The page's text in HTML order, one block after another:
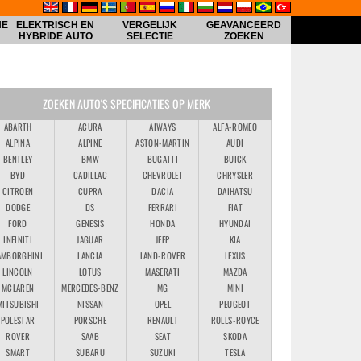
ELEKTRISCH EN
HYBRIDE AUTO
VERGELIJK
SELECTIE
GEAVANCEERD
ZOEKEN
ZOEKEN AUTO'S SPECIFICATIES OP MERK
ABARTH ACURA AIWAYS
ALFA-ROMEO
ALPINA
ALPINE ASTON-MARTIN
AUDI
BENTLEY
BMW BUGATTI
BUICK
BYD
CADILLAC CHEVROLET
CHRYSLER
CITROEN
CUPRA DACIA
DAIHATSU
DODGE
DS FERRARI
FIAT
FORD
GENESIS HONDA
HYUNDAI
INFINITI
JAGUAR JEEP
KIA
LANCIA LAND-ROVER
LEXUS
LINCOLN
LOTUS MASERATI
MAZDA
MCLAREN
MERCEDES-BENZ MG
MINI
NISSAN OPEL
PEUGEOT
POLESTAR
PORSCHE RENAULT
ROLLS-ROYCE
ROVER
SAAB SEAT
SKODA
SMART
SUBARU SUZUKI TESLA